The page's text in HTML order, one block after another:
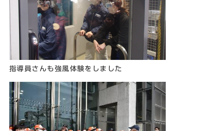
指導員さんも強風体験をしました